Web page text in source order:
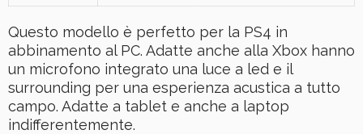
Questo modello è perfetto per la PS4 in
abbinamento al PC. Adatte anche alla Xbox hanno
un microfono integrato una luce a led e il
surrounding per una esperienza acustica a tutto
campo. Adatte a tablet e anche a laptop
indifferentemente.